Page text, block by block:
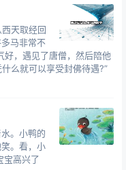
天取经回
马非常不
好，遇见了唐僧，然后陪他
么就可以享受封佛待遇?”
。小鸭的
。看，小
宝高兴了